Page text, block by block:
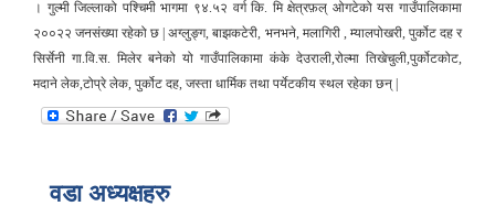
। गुल्मी जिल्लाको पश्चिमी भागमा ९४.५२ वर्ग कि. मि क्षेत्रफ़ल् ओगटेको यस गाउँपालिकामा
२००२२ जनसंख्या रहेको छ | अग्लुङ्ग, बाझकटेरी, भनभने, मलागिरी , म्यालपोखरी, पुर्कोट दह र
सिर्सेनी गा.वि.स. मिलेर बनेको यो गाउँपालिकामा कंके देउराली,रोल्मा तिखेचुली,पुर्कोटकोट,
मदाने लेक,टोप्रे लेक, पुर्कोट दह, जस्ता धार्मिक तथा पर्येटकीय स्थल रहेका छन् |
वडा अध्यक्षहरु